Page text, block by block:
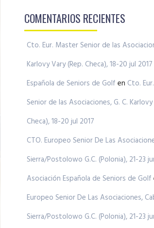
COMENTARIOS RECIENTES
Cto. Eur. Master Senior de las
Karlovy Vary (Rep. Checa), 18-20 jul
Española de Seniors de Golf en Cto.
Senior de las Asociaciones, G. C.
Checa), 18-20 jul 2017
CTO. Europeo Senior De Las
Sierra/Postolowo G.C. (Polonia), 21-23
Asociación Española de Seniors de Golf
Europeo Senior De Las Asociaciones,
Sierra/Postolowo G.C. (Polonia), 21-23